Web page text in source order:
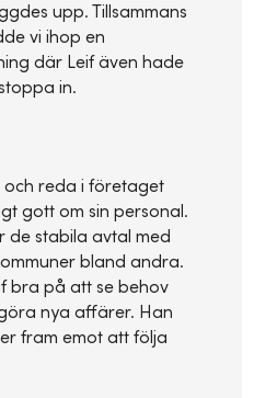
upp. Tillsammans
vi ihop en
där Leif även hade
in.
och reda i företaget
gott om sin personal.
de stabila avtal med
bland andra.
bra på att se behov
nya affärer. Han
fram emot att följa